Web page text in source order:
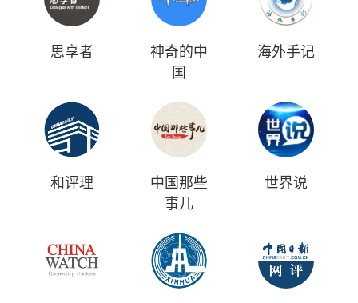
思享者
神奇的中
国
海外手记
和评理
中国那些
事儿
世界说